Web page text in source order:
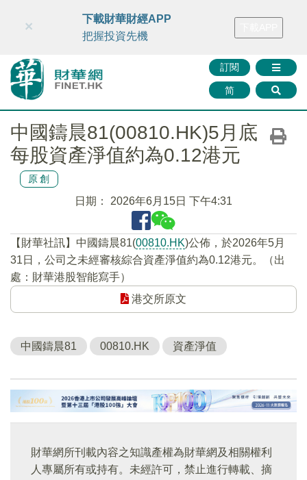
財華智庫網 FINTV FINMETA 財華證券 媒體矩陣
訂閱
简
×
下載財華財經APP
把握投資先機
中國鑄晨81(00810.HK)5月底
每股資產淨值約為0.12港元
原創
日期： 2026年6月15日 下午4:31
【財華社訊】中國鑄晨81(00810.HK)公佈，於2026年5月
31日，公司之未經審核綜合資產淨值約為0.12港元。（出
處：財華港股智能寫手）
港交所原文
中國鑄晨81 00810.HK 資產淨值
財華網所刊載內容之知識產權為財華網及相關權利
人專屬所有或持有。未經許可，禁止進行轉載、摘